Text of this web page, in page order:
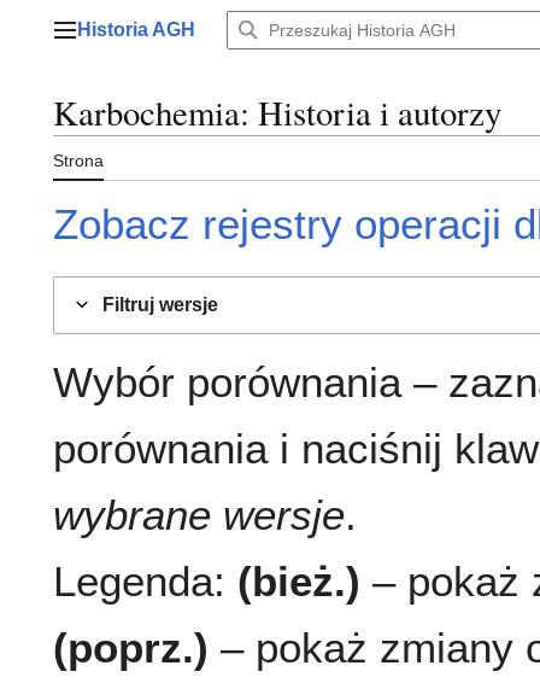
Menu główne
Historia AGH
Karbochemia: Historia i autorzy
Strona
Zobacz rejestry operacji
Filtruj wersje
Wybór porównania –
porównania i naciśnij
wybrane wersje.
Legenda: (bież.) – pokaż
(poprz.) – pokaż zmiany